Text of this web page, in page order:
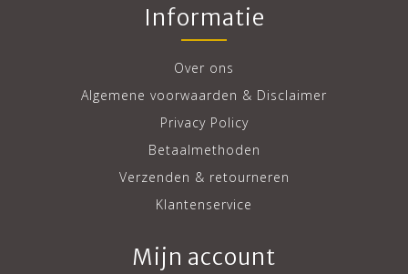
Informatie
Over ons
Algemene voorwaarden & Disclaimer
Privacy Policy
Betaalmethoden
Verzenden & retourneren
Klantenservice
Mijn account